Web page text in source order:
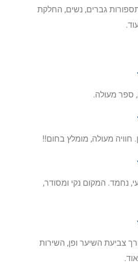
תספורות גברים, נשים, החלקת
ספר מעולה.
חוויה מעולה, מומלץ בחום!!
נחמד. המקום נקי ומסודר,
צביעת השיער ופן, השירות